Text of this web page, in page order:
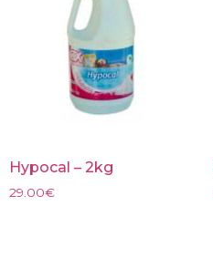
Hypocal – 2kg
29.00€